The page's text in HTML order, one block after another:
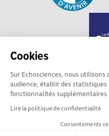
Cookies
Sur Echosciences, nous
audience, établir des
fonctionnalités
Lire la politique de confidentialité
Consentements
Echosciences Grand Est
Communicasciences
Mentions légales|